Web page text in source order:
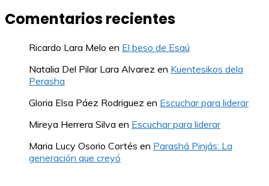
Comentarios recientes
Ricardo Lara Melo en El beso de Esaú
Natalia Del Pilar Lara Alvarez en Kuentesikos dela
Perasha
Gloria Elsa Páez Rodriguez en Escuchar para liderar
Mireya Herrera Silva en Escuchar para liderar
Maria Lucy Osorio Cortés en Parashá Pinjás: La
generación que creyó